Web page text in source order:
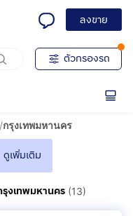
ลงขาย
ตัวกรองรถ
/กรุงเทพมหานคร
ดูเพิ่มเติม
งเทพมหานคร (13)